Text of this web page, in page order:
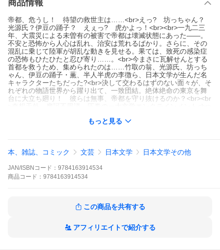
商品情報
帝都、危うし！ 待望の救世主は……<br>えっ? 坊っちゃん？
光源氏？伊豆の踊子？ えぇっ? 虎かよっ！<br><br>一九二三
年、大震災による未曽有の被害で帝都は壊滅状態にあった――。
不安と恐怖から人心は乱れ、治安は荒れるばかり。さらに、その
混乱に乗じて陸軍が胡乱な動きを見せる。果ては、致死の感染症
の恐怖もひたひたと忍び寄り……。<br>今まさに瓦解せんとする
首都を救うため、集められたのは……竹取の翁、光源氏、坊っち
ゃん、伊豆の踊子・薫、半人半虎の李徴ら、日本文学が生んだ名
キャラクターたちだった?<br>決して交わるはずのない面々が、そ
れぞれの物語世界から躍り出て、一致団結。絶体絶命の東京を舞
台に大立ち廻り！ 彼らは無事、帝都を守り抜けるのか？<br><br
/
もっと見る
本、雑誌、コミック 文芸 日本文学 日本文学その他
JAN/ISBNコード： 9784163914534
商品 コード： 9784163914534
この商品を共有する
アフィリエイトで紹介する